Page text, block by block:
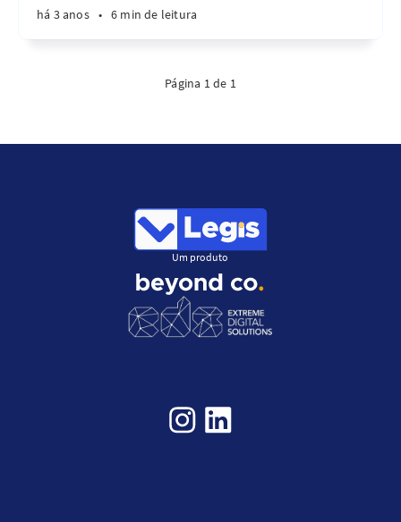
há 3 anos • 6 min de leitura
Página 1 de 1
Um produto